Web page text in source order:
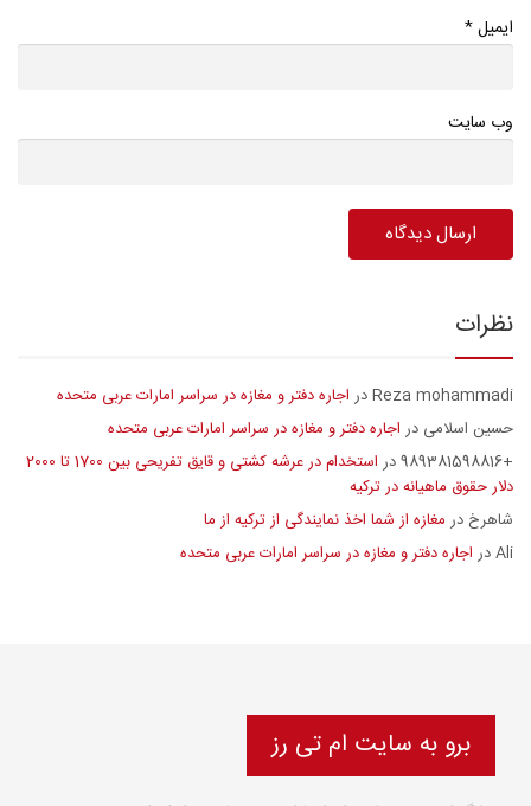
ایمیل*
وب سایت
نظرات
Reza mohammadiدر اجاره دفتر و مغازه در سراسر امارات عربی متحده
حسین اسلامی در اجاره دفتر و مغازه در سراسر امارات عربی متحده
+989381598816
در
استخدام در عرشه کشتی و قایق تفریحی بین 1700 تا 2000
دلار حقوق ماهیانه در ترکیه
شاهرخ در مغازه از شما اخذ نمایندگی از ترکیه از ما
Aliدر اجاره دفتر و مغازه در سراسر امارات عربی متحده
برو به سایت ام تی رز